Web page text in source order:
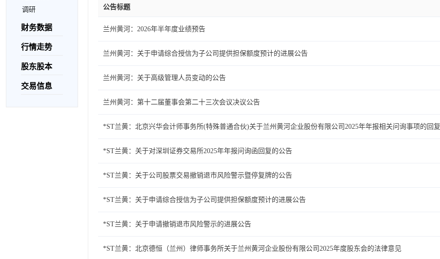
调研
财务数据
行情走势
股东股本
交易信息
公告标题
兰州黄河：2026年半年度业绩预告
兰州黄河：关于申请综合授信为子公司提供担保额度预计的进展公告
兰州黄河：关于高级管理人员变动的公告
兰州黄河：第十二届董事会第二十三次会议决议公告
*ST兰黄：北京兴华会计师事务所(特殊普通合伙)关于兰州黄河企业股份有限公司2025年年报相关问询事项的回复
*ST兰黄：关于对深圳证券交易所2025年年报问询函回复的公告
*ST兰黄：关于公司股票交易撤销退市风险警示暨停复牌的公告
*ST兰黄：关于申请综合授信为子公司提供担保额度预计的进展公告
*ST兰黄：关于申请撤销退市风险警示的进展公告
*ST兰黄：北京德恒（兰州）律师事务所关于兰州黄河企业股份有限公司2025年度股东会的法律意见